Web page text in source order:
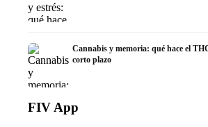
Cannabis y memoria: qué hace el
corto plazo
FIV App